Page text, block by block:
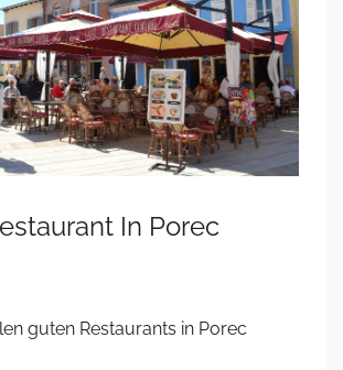
In Porec
guten Restaurants in Porec